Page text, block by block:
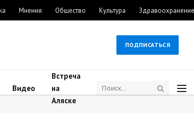
Мнения Общество Культура Здравоохранение
ПОДПИСАТЬСЯ
Видео
Встреча
на
Аляске